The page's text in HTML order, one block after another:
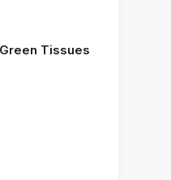
Tissues